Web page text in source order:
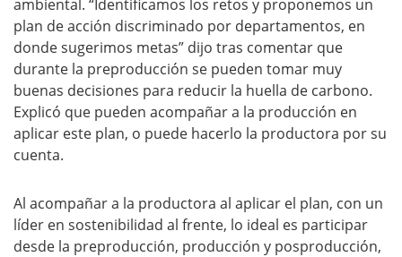
ambiental. “Identificamos los retos y proponemos un
plan de acción discriminado por departamentos, en
donde sugerimos metas” dijo tras comentar que
durante la preproducción se pueden tomar muy
buenas decisiones para reducir la huella de carbono.
Explicó que pueden acompañar a la producción en
aplicar este plan, o puede hacerlo la productora por su
cuenta.
Al acompañar a la productora al aplicar el plan, con un
líder en sostenibilidad al frente, lo ideal es participar
desde la preproducción, producción y posproducción,